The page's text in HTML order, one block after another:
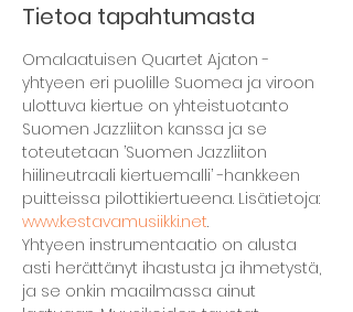
Tietoa tapahtumasta
Omalaatuisen Quartet Ajaton -
yhtyeen eri puolille Suomea ja viroon
ulottuva kiertue on yhteistuotanto
Suomen Jazzliiton kanssa ja se
toteutetaan ’Suomen Jazzliiton
hiilineutraali kiertuemalli’ -hankkeen
puitteissa pilottikiertueena. Lisätietoja:
www.kestavamusiikki.net.
Yhtyeen instrumentaatio on alusta
asti herättänyt ihastusta ja ihmetystä,
ja se onkin maailmassa ainut